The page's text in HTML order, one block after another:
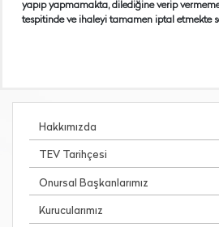
yapıp yapmamakta, dilediğine verip
tespitinde ve ihaleyi tamamen iptal etmekte
Hakkımızda
TEV Tarihçesi
Onursal Başkanlarımız
Kurucularımız